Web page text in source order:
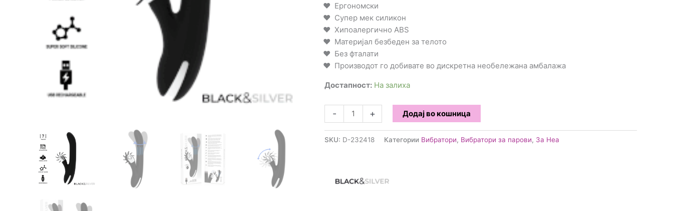
Ергономски
Супер мек силикон
Хипоалергично ABS
Материјал безбеден за телото
Без фталати
Производот го добивате во дискретна необележана амбалажа
Достапност: На залиха
-
Black&Silver
-
Storm
+ Додај во кошница
SKU: D-232418 Категории Вибратори, Вибратори за парови, За Неа